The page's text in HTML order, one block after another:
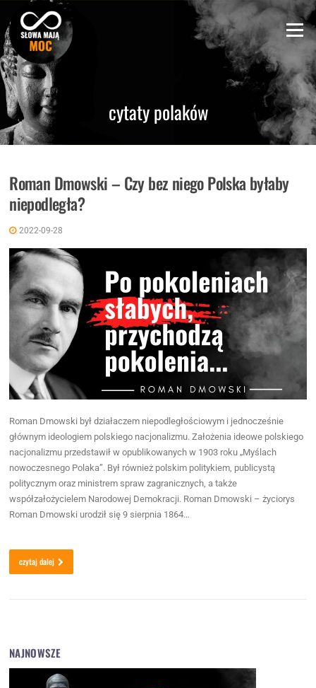
content
Menu
cytaty polaków
Roman Dmowski – Czy bez niego Polska byłaby
niepodległa?
2022-09-28
Roman Dmowski był działaczem niepodległościowym i jednocześnie
głównym ideologiem polskiego nacjonalizmu. Założenia ideowe polskiego
nacjonalizmu przedstawił w opublikowanych w 1903 roku „Myślach
nowoczesnego Polaka”. Był również polskim politykiem, publicystą
politycznym oraz ministrem spraw zagranicznych, a także
współzałożycielem Narodowej Demokracji. Roman Dmowski – życiorys
Roman Dmowski urodził się 9 sierpnia 1864…
czytaj dalej
NAJNOWSZE